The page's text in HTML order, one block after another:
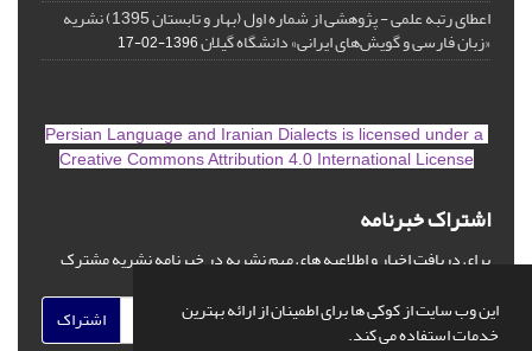
این وب سایت از کوکی ها برای اطمینان از ارائه بهترین
خدمات استفاده می کند.
اعطای رتبه علمی - پژوهشی از شماره اول (بهار و تابستان 1395) نشریه
«زبان فارسی و گویش‌های ایرانی» دانشگاه گیلان1396-02-17
Persian Language and Iranian Dialects
is licensed under a
Creative Commons Attribution 4.0 International License
اشتراک خبرنامه
برای دریافت اخبار و اطلاعیه های مهم نشریه در خبرنامه نشریه مشترک
اشتراک